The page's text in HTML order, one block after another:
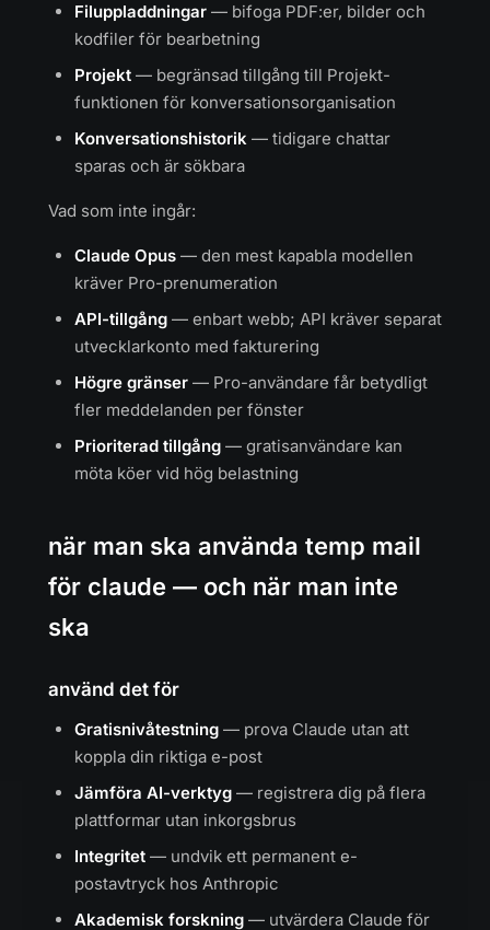
Filuppladdningar — bifoga PDF:er, bilder och
kodfiler för bearbetning
Projekt — begränsad tillgång till Projekt-
funktionen för konversationsorganisation
Konversationshistorik — tidigare chattar
sparas och är sökbara
Vad som inte ingår:
Claude Opus — den mest kapabla modellen
kräver Pro-prenumeration
API-tillgång — enbart webb; API kräver separat
utvecklarkonto med fakturering
Högre gränser — Pro-användare får betydligt
fler meddelanden per fönster
Prioriterad tillgång — gratisanvändare kan
möta köer vid hög belastning
när man ska använda temp mail
för claude — och när man inte
ska
använd det för
Gratisnivåtestning — prova Claude utan att
koppla din riktiga e-post
Jämföra AI-verktyg — registrera dig på flera
plattformar utan inkorgsbrus
Integritet — undvik ett permanent e-
postavtryck hos Anthropic
Akademisk forskning — utvärdera Claude för